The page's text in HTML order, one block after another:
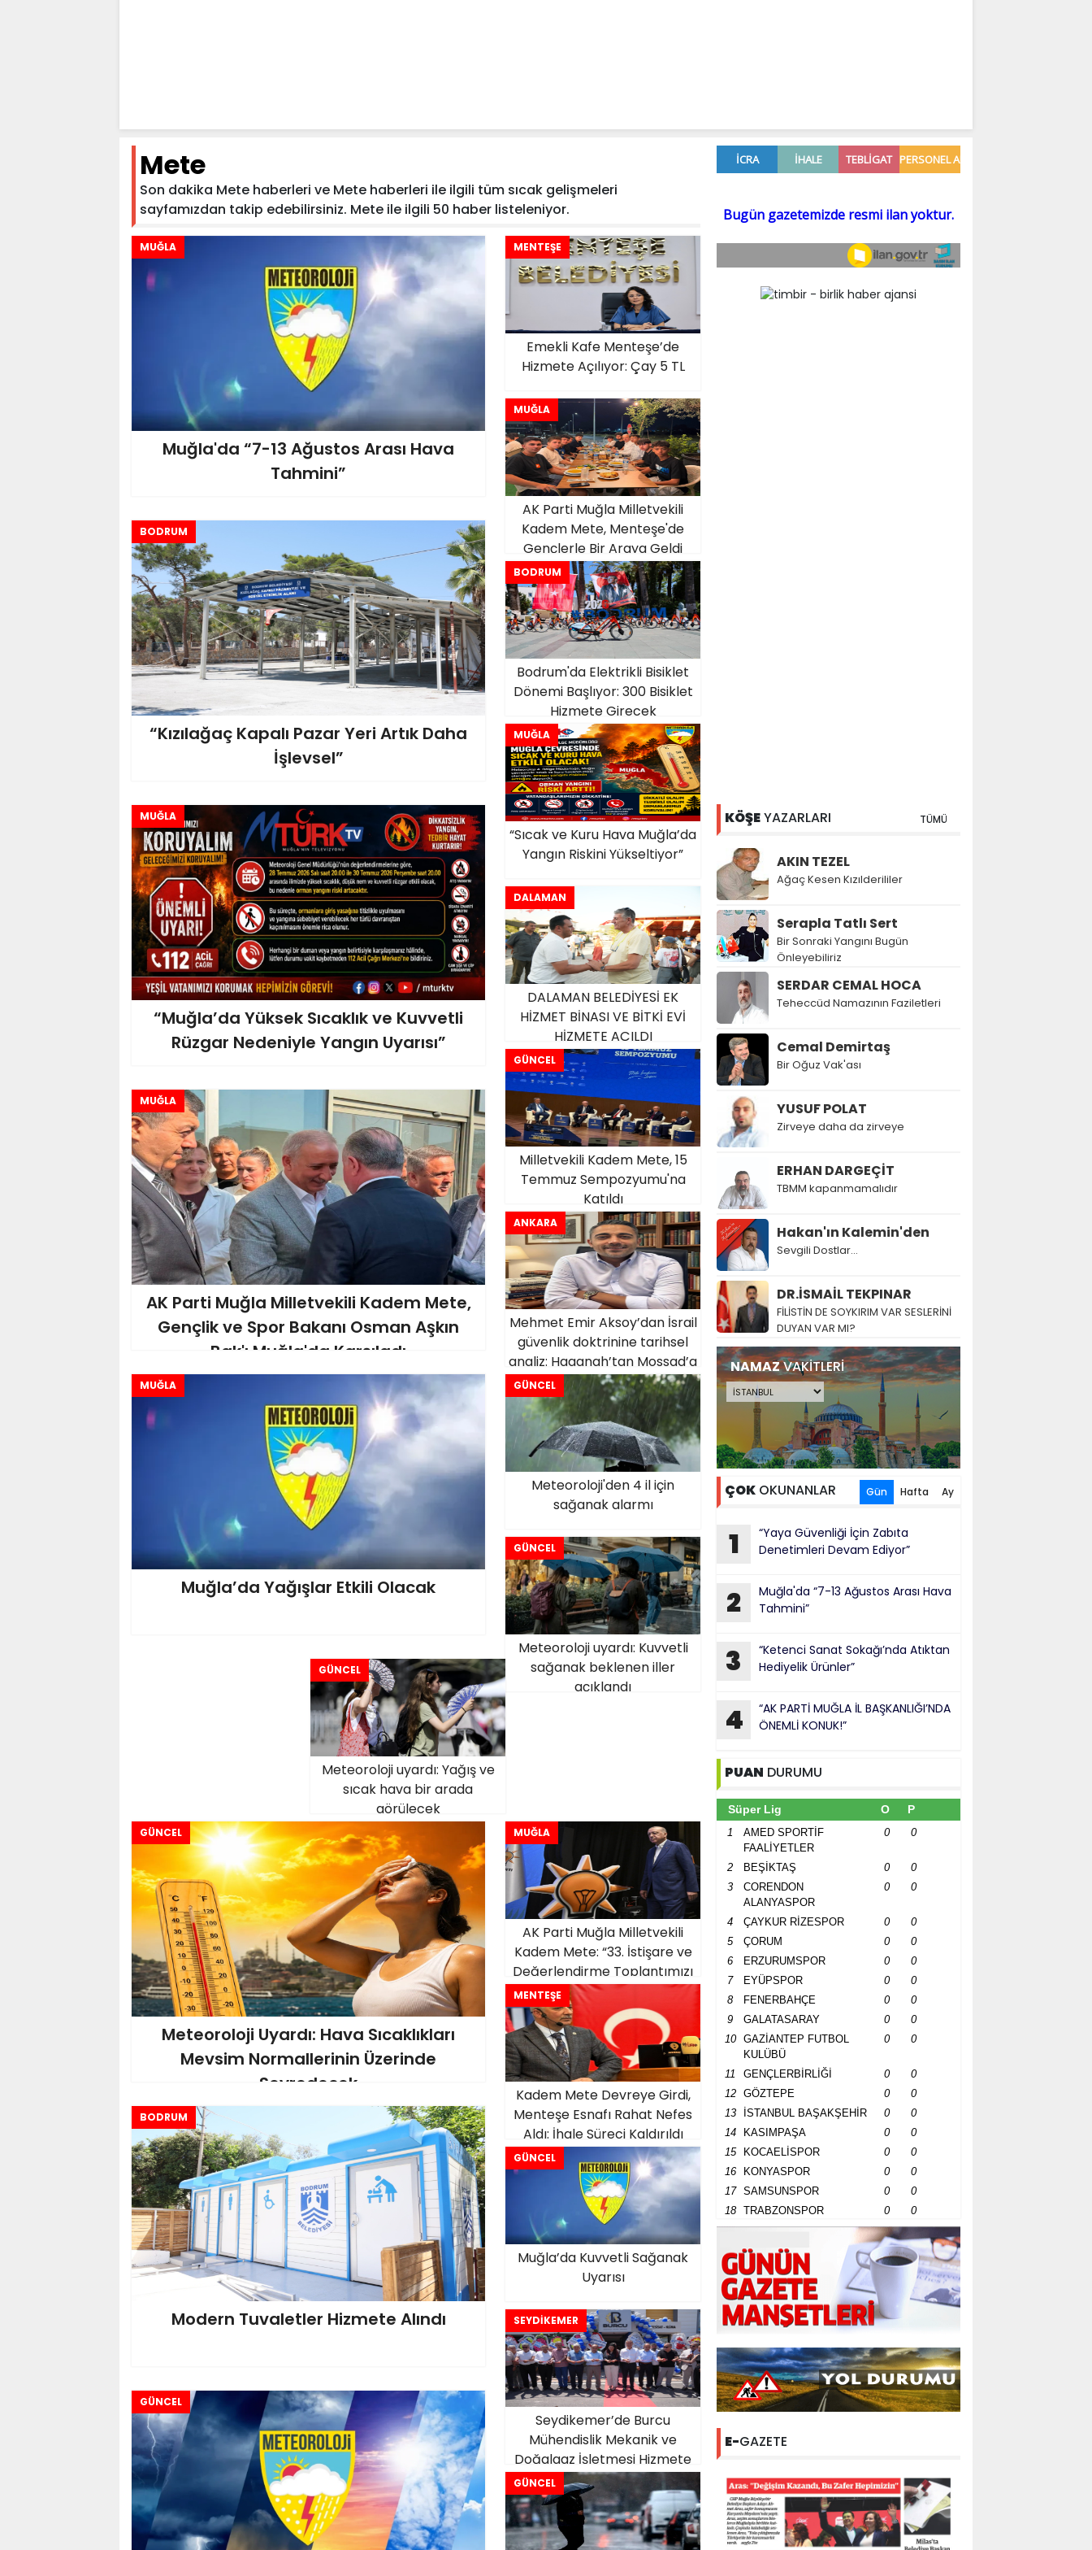
Mete
Son dakika Mete haberleri ve Mete haberleri ile ilgili tüm sıcak gelişmeleri
sayfamızdan takip edebilirsiniz. Mete ile ilgili 50 haber listeleniyor.
MUĞLA
Muğla'da “7-13 Ağustos Arası Hava
Tahmini”
MENTEŞE
Emekli Kafe Menteşe’de
Hizmete Açılıyor: Çay 5 TL
MUĞLA
AK Parti Muğla Milletvekili
Kadem Mete, Menteşe'de
Gençlerle Bir Araya Geldi
BODRUM
“Kızılağaç Kapalı Pazar Yeri Artık Daha
İşlevsel”
BODRUM
Bodrum'da Elektrikli Bisiklet
Dönemi Başlıyor: 300 Bisiklet
Hizmete Girecek
MUĞLA
“Sıcak ve Kuru Hava Muğla’da
Yangın Riskini Yükseltiyor”
MUĞLA
“Muğla’da Yüksek Sıcaklık ve Kuvvetli
Rüzgar Nedeniyle Yangın Uyarısı”
DALAMAN
DALAMAN BELEDİYESİ EK
HİZMET BİNASI VE BİTKİ EVİ
HİZMETE AÇILDI
GÜNCEL
Milletvekili Kadem Mete, 15
Temmuz Sempozyumu'na
Katıldı
MUĞLA
AK Parti Muğla Milletvekili Kadem Mete,
Gençlik ve Spor Bakanı Osman Aşkın
Bak'ı Muğla'da Karşıladı
ANKARA
Mehmet Emir Aksoy’dan İsrail
güvenlik doktrinine tarihsel
analiz: Haganah’tan Mossad’a
uzanan süreç kitaplaştı
GÜNCEL
Meteoroloji'den 4 il için
sağanak alarmı
MUĞLA
Muğla’da Yağışlar Etkili Olacak
GÜNCEL
Meteoroloji uyardı: Kuvvetli
sağanak beklenen iller
açıklandı
GÜNCEL
Meteoroloji uyardı: Yağış ve
sıcak hava bir arada
görülecek
GÜNCEL
Meteoroloji Uyardı: Hava Sıcaklıkları
Mevsim Normallerinin Üzerinde
Seyredecek
MUĞLA
AK Parti Muğla Milletvekili
Kadem Mete: “33. İstişare ve
Değerlendirme Toplantımızı
Verimli İstişarelerle
Tamamladık”
MENTEŞE
Kadem Mete Devreye Girdi,
Menteşe Esnafı Rahat Nefes
Aldı: İhale Süreci Kaldırıldı
BODRUM
Modern Tuvaletler Hizmete Alındı
GÜNCEL
Muğla’da Kuvvetli Sağanak
Uyarısı
SEYDİKEMER
Seydikemer’de Burcu
Mühendislik Mekanik ve
Doğalgaz İşletmesi Hizmete
Açıldı
GÜNCEL
GÜNCEL
KÖŞEYAZARLARI TÜMÜ
AKIN TEZEL
Ağaç Kesen Kızılderililer
Serapla Tatlı Sert
Bir Sonraki Yangını Bugün
Önleyebiliriz
SERDAR CEMAL HOCA
Teheccüd Namazının Faziletleri
Cemal Demirtaş
Bir Oğuz Vak'ası
YUSUF POLAT
Zirveye daha da zirveye
ERHAN DARGEÇİT
TBMM kapanmamalıdır
Hakan'ın Kalemin'den
Sevgili Dostlar...
DR.İSMAİL TEKPINAR
FİLİSTİN DE SOYKIRIM VAR SESLERİNİ
DUYAN VAR MI?
NAMAZVAKİTLERİ
ÇOK OKUNANLAR Gün Hafta Ay
1
“Yaya Güvenliği İçin Zabıta
Denetimleri Devam Ediyor”
2
Muğla'da “7-13 Ağustos Arası Hava
Tahmini”
3
“Ketenci Sanat Sokağı’nda Atıktan
Hediyelik Ürünler”
4
“AK PARTİ MUĞLA İL BAŞKANLIĞI’NDA
ÖNEMLİ KONUK!”
PUAN DURUMU
Süper Lig O P
1
AMED SPORTİF
FAALİYETLER
0 0
2 BEŞİKTAŞ 0
0
3
CORENDON
ALANYASPOR
0 0
4 ÇAYKUR RİZESPOR 0
0
5
ÇORUM 0
0
6
ERZURUMSPOR 0
0
7
EYÜPSPOR 0
0
8
FENERBAHÇE 0
0
9
GALATASARAY 0
0
10
GAZİANTEP FUTBOL
KULÜBÜ
0 0
11 GENÇLERBİRLİĞİ 0
0
12
GÖZTEPE 0
0
13
İSTANBUL BAŞAKŞEHİR 0
0
14
KASIMPAŞA 0
0
15
KOCAELİSPOR 0
0
16
KONYASPOR 0
0
17
SAMSUNSPOR 0
0
18
TRABZONSPOR 0 0
E-GAZETE